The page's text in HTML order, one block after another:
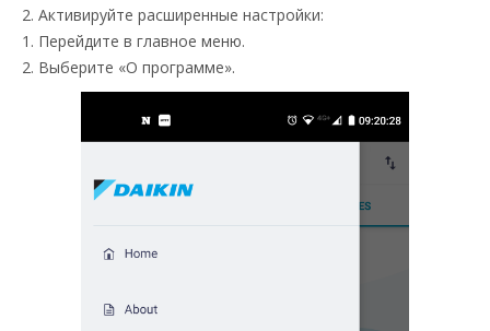
2. Активируйте расширенные настройки:
1. Перейдите в главное меню.
2. Выберите «О программе».